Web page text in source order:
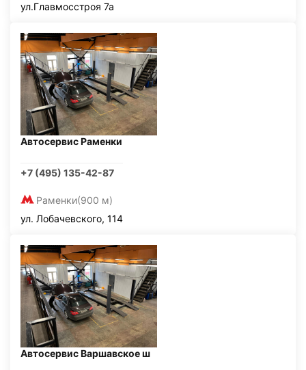
ул.Главмосстроя 7а
Автосервис Раменки
+7 (495) 135-42-87
Раменки(900 м)
ул. Лобачевского, 114
Автосервис Варшавское ш